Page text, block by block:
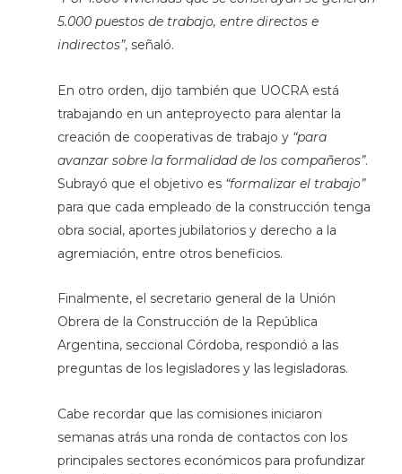
5.000 puestos de trabajo, entre directos e
indirectos”, señaló.
En otro orden, dijo también que UOCRA está
trabajando en un anteproyecto para alentar la
creación de cooperativas de trabajo y “para
avanzar sobre la formalidad de los compañeros”.
Subrayó que el objetivo es “formalizar el trabajo”
para que cada empleado de la construcción tenga
obra social, aportes jubilatorios y derecho a la
agremiación, entre otros beneficios.
Finalmente, el secretario general de la Unión
Obrera de la Construcción de la República
Argentina, seccional Córdoba, respondió a las
preguntas de los legisladores y las legisladoras.
Cabe recordar que las comisiones iniciaron
semanas atrás una ronda de contactos con los
principales sectores económicos para profundizar